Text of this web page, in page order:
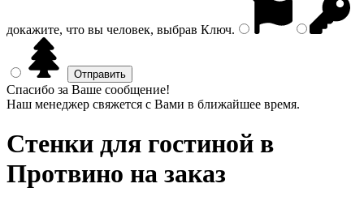
докажите, что вы человек, выбрав Ключ.
Спасибо за Ваше сообщение!
Наш менеджер свяжется с Вами в ближайшее время.
Стенки для гостиной в
Протвино на заказ